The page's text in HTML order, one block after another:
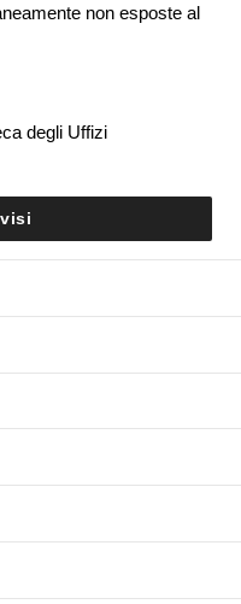
non esposte al
degli Uffizi